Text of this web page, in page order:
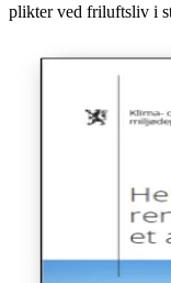
plikter ved friluftsliv i